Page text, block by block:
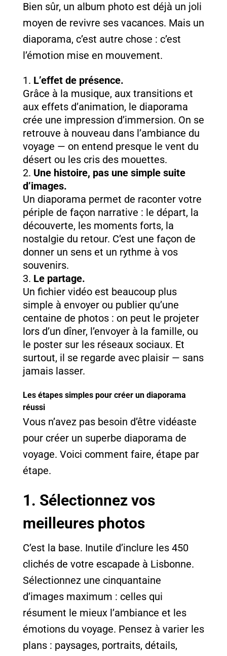
Bien sûr, un album photo est déjà un joli
moyen de revivre ses vacances. Mais un
diaporama, c’est autre chose : c’est
l’émotion mise en mouvement.
L’effet de présence.
Grâce à la musique, aux transitions et
aux effets d’animation, le diaporama
crée une impression d’immersion. On se
retrouve à nouveau dans l’ambiance du
voyage — on entend presque le vent du
désert ou les cris des mouettes.
Une histoire, pas une simple suite
d’images.
Un diaporama permet de raconter votre
périple de façon narrative : le départ, la
découverte, les moments forts, la
nostalgie du retour. C’est une façon de
donner un sens et un rythme à vos
souvenirs.
Le partage.
Un fichier vidéo est beaucoup plus
simple à envoyer ou publier qu’une
centaine de photos : on peut le projeter
lors d’un dîner, l’envoyer à la famille, ou
le poster sur les réseaux sociaux. Et
surtout, il se regarde avec plaisir — sans
jamais lasser.
Les étapes simples pour créer un diaporama
réussi
Vous n’avez pas besoin d’être vidéaste
pour créer un superbe diaporama de
voyage. Voici comment faire, étape par
étape.
1. Sélectionnez vos
meilleures photos
C’est la base. Inutile d’inclure les 450
clichés de votre escapade à Lisbonne.
Sélectionnez une cinquantaine
d’images maximum : celles qui
résument le mieux l’ambiance et les
émotions du voyage. Pensez à varier les
plans : paysages, portraits, détails,